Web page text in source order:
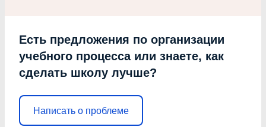
Есть предложения по организации
учебного процесса или знаете, как
сделать школу лучше?
Написать о проблеме